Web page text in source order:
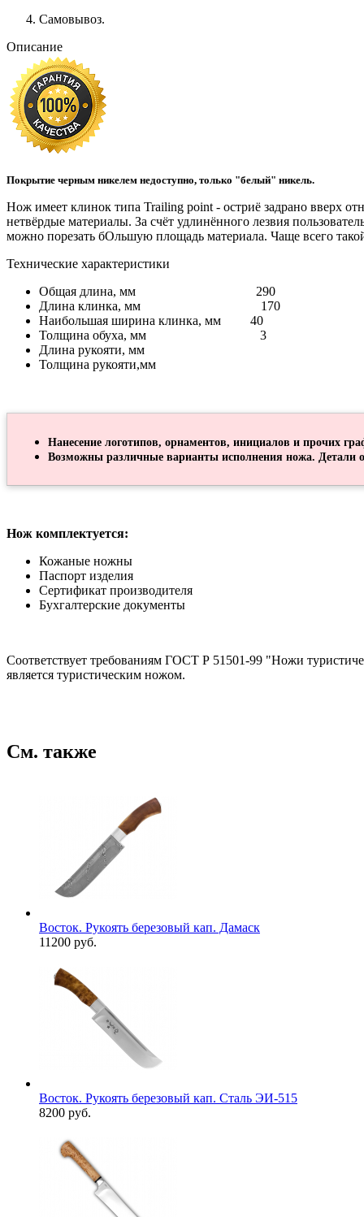
Самовывоз.
Описание
Покрытие черным никелем недоступно, только "белый" никель.
Нож имеет клинок типа Trailing point - остриё задрано вверх
нетвёрдые материалы. За счёт удлинённого лезвия
можно порезать бОльшую площадь материала. Чаще всего
Технические характеристики
Общая длина, мм 290
Длина клинка, мм 170
Наибольшая ширина клинка, мм 40
Толщина обуха, мм 3
Длина рукояти, мм
Толщина рукояти,мм
Нанесение логотипов, орнаментов, инициалов и прочих
Возможны различные варианты исполнения ножа. Детали
Нож комплектуется:
Кожаные ножны
Паспорт изделия
Сертификат производителя
Бухгалтерские документы
Соответствует требованиям ГОСТ Р 51501-99 "Ножи
является туристическим ножом.
См. также
Восток. Рукоять березовый кап. Дамаск
11200 руб.
Восток. Рукоять березовый кап. Сталь ЭИ-515
8200 руб.